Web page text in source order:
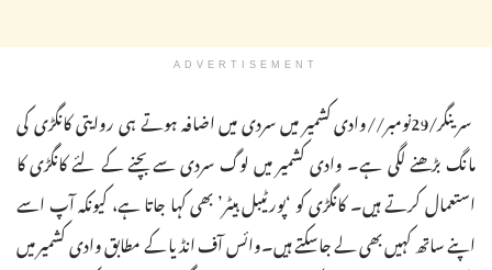
ADVERTISEMENT
سرینگر/29نومبر//وادی کشمیر میں سردی میں اضافہ ہوتے ہی روایتی کانگڑی کی
مانگ بڑھنے لگی ہے۔ وادی کشمیر میں لوگ سردی سے بچنے کے لئے کانگڑی کا
استعمال کرتے ہیں۔ کانگڑی کو ‘پورٹیبل ہیٹر’ بھی کہا جاتا ہے، کیونکہ آپ اسے
اپنے ساتھ کہیں بھی لے جاسکتے ہیں۔وائس آف انڈیا کے مطابق وادی کشمیر میں